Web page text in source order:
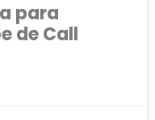
para
de Call